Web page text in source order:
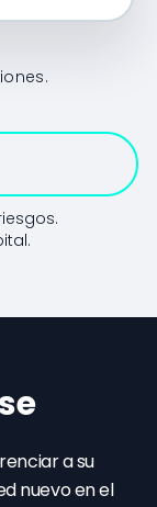
a su
nuevo en el